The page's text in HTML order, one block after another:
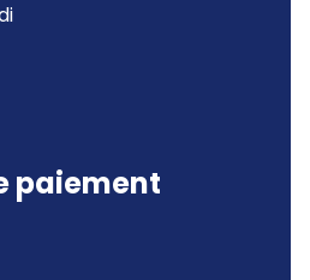
paiement